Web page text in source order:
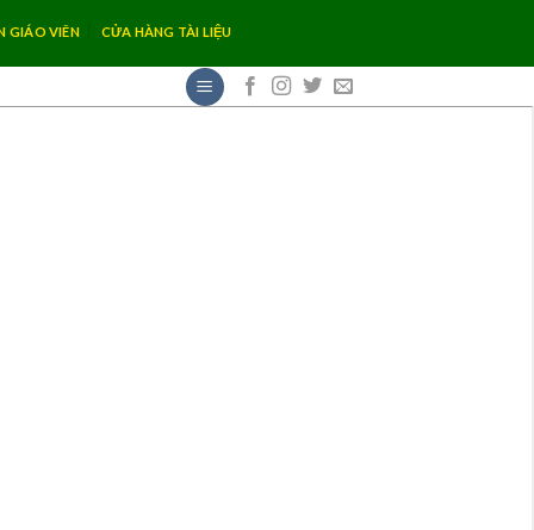
GIÁO VIÊN CỬA HÀNG TÀI LIỆU